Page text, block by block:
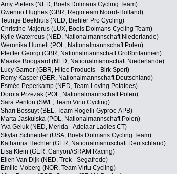
Amy Pieters (NED, Boels Dolmans Cycling Team)
Gwenno Hughes (GBR, Regioteam Noord-Holland)
Teuntje Beekhuis (NED, Biehler Pro Cycling)
Christine Majerus (LUX, Boels Dolmans Cycling Team)
Kylie Waterreus (NED, Nationalmannschaft Niederlande)
Weronika Humelt (POL, Nationalmannschaft Polen)
Pfeiffer Georgi (GBR, Nationalmannschaft Großbritannien)
Maaike Boogaard (NED, Nationalmannschaft Niederlande)
Lucy Garner (GBR, Hitec Products - Birk Sport)
Romy Kasper (GER, Nationalmannschaft Deutschland)
Esmée Peperkamp (NED, Team Loving Potatoes)
Dorota Przezak (POL, Nationalmannschaft Polen)
Sara Penton (SWE, Team Virtu Cycling)
Shari Bossuyt (BEL, Team Rogelli-Gyproc-APB)
Marta Jaskulska (POL, Nationalmannschaft Polen)
Yva Geluk (NED, Merida - Adelaar Ladies CT)
Skylar Schneider (USA, Boels Dolmans Cycling Team)
Katharina Hechler (GER, Nationalmannschaft Deutschland)
Lisa Klein (GER, Canyon//SRAM Racing)
Ellen Van Dijk (NED, Trek - Segafredo)
Emilie Moberg (NOR, Team Virtu Cycling)